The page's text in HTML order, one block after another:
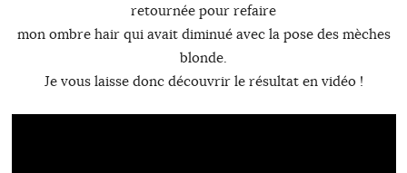
retournée pour refaire
mon ombre hair qui avait diminué avec la pose des mèches
blonde.
Je vous laisse donc découvrir le résultat en vidéo !